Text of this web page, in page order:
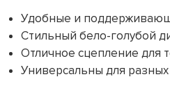
Удобные и
Стильный бело-голубой
Отличное сцепление для
Универсальны для